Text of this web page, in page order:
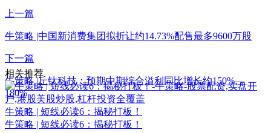
上一篇
牛策略 |中国新消费集团拟折让约14.73%配售最多9600万股
下一篇
牛策略 |丘钛科技：预期中期综合溢利同比增长约150%—
180%
相关推荐
牛策略 | 短线必读6：揭秘打板！
牛策略 | 短线必读6：揭秘打板！